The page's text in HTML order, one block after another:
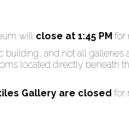
will close at 1:45 PM for
building, and not all galleries
located directly beneath
Gallery are closed for